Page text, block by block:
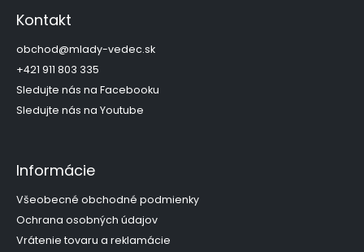
Kontakt
obchod@mlady-vedec.sk
+421 911 803 335
Sledujte nás na Facebooku
Sledujte nás na Youtube
Informácie
Všeobecné obchodné podmienky
Ochrana osobných údajov
Vrátenie tovaru a reklamácie